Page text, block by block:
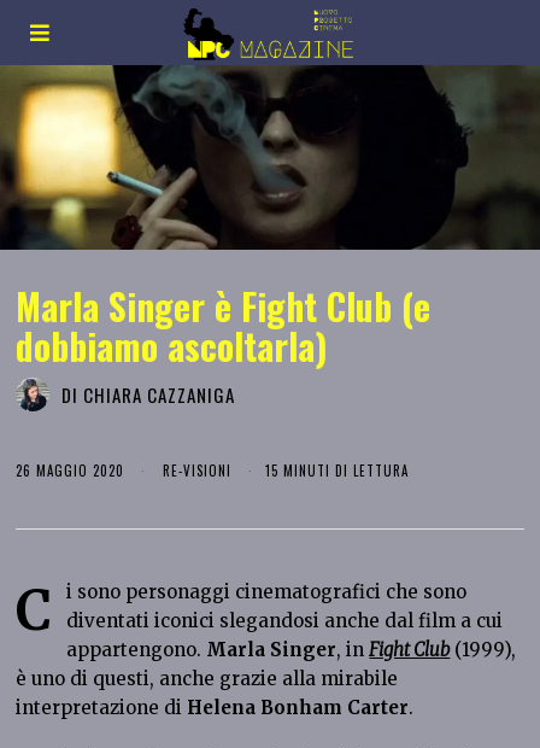
Marla Singer è Fight Club (e
dobbiamo ascoltarla)
DI CHIARA CAZZANIGA
26 MAGGIO 2020 RE-VISIONI 15 MINUTI DI LETTURA
C
i sono personaggi cinematografici che sono
diventati iconici slegandosi anche dal film a cui
appartengono. Marla Singer, inFight Club(1999),
è uno di questi, anche grazie alla mirabile
interpretazione di Helena Bonham Carter.